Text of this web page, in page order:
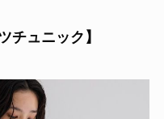
チュニック】